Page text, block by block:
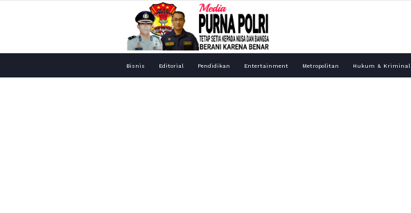
Purna
Bisnis Editorial Pendidikan Entertainment Metropolitan Hukum & Kriminal